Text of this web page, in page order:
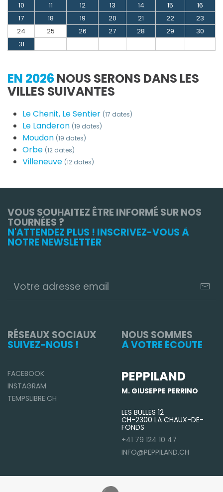
10
11 12 13 14 15
16
17
18 19 20 21 22
23
24
25 26 27 28 29
30
31
EN 2026 NOUS SERONS DANS LES
VILLES SUIVANTES
Le Chenit, Le Sentier (17 dates)
Le Landeron (19 dates)
Moudon (19 dates)
Orbe (12 dates)
Villeneuve (12 dates)
VOUS SOUHAITEZ ÊTRE INFORMÉ SUR NOS
TOURNÉES ?
N'ATTENDEZ PLUS ! INSCRIVEZ-VOUS À
NOTRE NEWSLETTER
RÉSEAUX SOCIAUX
SUIVEZ-NOUS !
FACEBOOK
INSTAGRAM
TEMPSLIBRE.CH
NOUS SOMMES
À VOTRE ÉCOUTE
PEPPILAND
M. GIUSEPPE PERRINO
LES BULLES 12
CH-2300 LA CHAUX-DE-
FONDS
+41 79 124 10 47
INFO@PEPPILAND.CH